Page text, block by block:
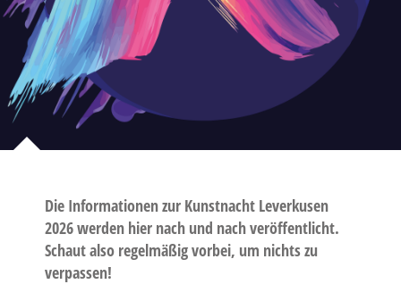
Die Informationen zur Kunstnacht Leverkusen
2026 werden hier nach und nach veröffentlicht.
Schaut also regelmäßig vorbei, um nichts zu
verpassen!